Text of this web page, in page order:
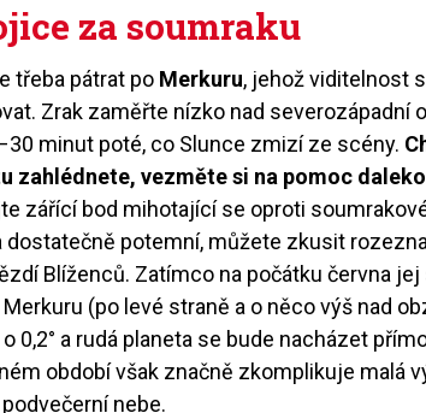
za soumraku
třeba pátrat po Merkuru, jehož viditelnost
Zrak zaměřte nízko nad severozápadní
minut poté, co Slunce zmizí ze scény.
zahlédnete, vezměte si na pomoc
zářící bod mihotající se oproti
dostatečně potemní, můžete zkusit
Blíženců. Zatímco na počátku června
Merkuru (po levé straně a o něco výš nad
0,2° a rudá planeta se bude nacházet
období však značně zkomplikuje malá
nebe.